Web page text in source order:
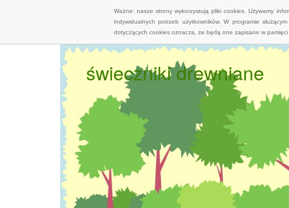
Ważne: nasze strony wykorzystują pliki cookies. Używamy
indywidualnych potrzeb użytkowników. W programie
dotyczących cookies oznacza, że będą one zapisane w pamięci
świeczniki drewniane